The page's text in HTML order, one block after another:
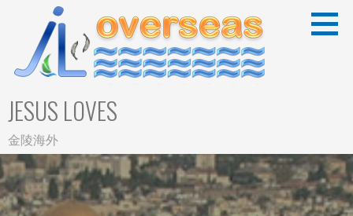
content
JESUS LOVES
金陵海外